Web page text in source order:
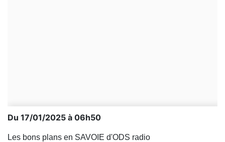
Du 17/01/2025 à 06h50
Les bons plans en SAVOIE d'ODS radio